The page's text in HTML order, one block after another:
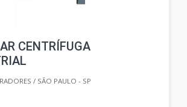
CENTRÍFUGA
/ SÃO PAULO - SP